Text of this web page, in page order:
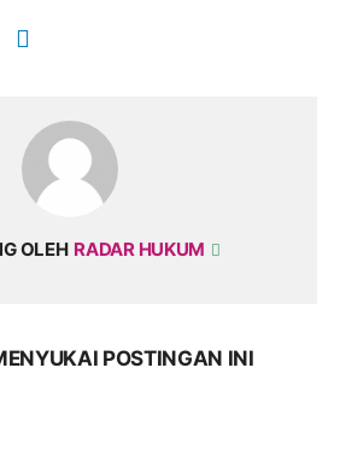
OLEH RADAR HUKUM
POSTINGAN INI